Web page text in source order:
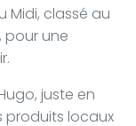
Midi, classé au
pour une
juste en
produits locaux